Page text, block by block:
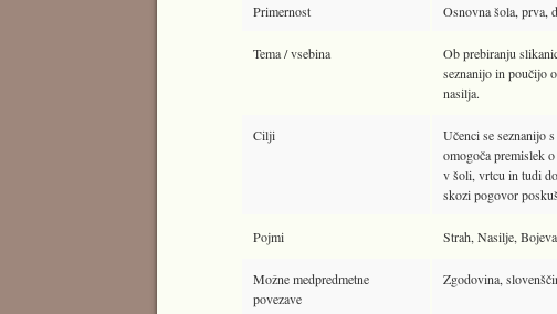
Primernost Osnovna šola, prva,
Tema / vsebina
Ob prebiranju
seznanijo in poučijo
nasilja.
Cilji
Učenci se seznanijo
omogoča premislek
v šoli, vrtcu in tudi
skozi pogovor
Pojmi Strah, Nasilje,
Možne medpredmetne
povezave
Zgodovina,